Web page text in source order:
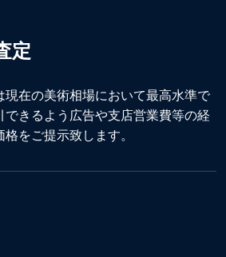
定
現在の美術相場において最高水準で
できるよう広告や支店営業費等の経
をご提示致します。